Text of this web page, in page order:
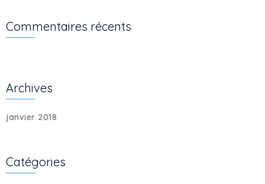
Commentaires récents
Archives
janvier 2018
Catégories